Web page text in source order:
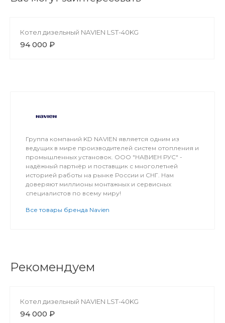
Котел дизельный NAVIEN LST-40KG
94 000 ₽
Группа компаний KD NAVIEN является одним из
ведущих в мире производителей систем отопления и
промышленных установок. ООО "НАВИЕН РУС" -
надёжный партнёр и поставщик с многолетней
историей работы на рынке России и СНГ. Нам
доверяют миллионы монтажных и сервисных
специалистов по всему миру!
Все товары бренда Navien
Рекомендуем
Котел дизельный NAVIEN LST-40KG
94 000 ₽